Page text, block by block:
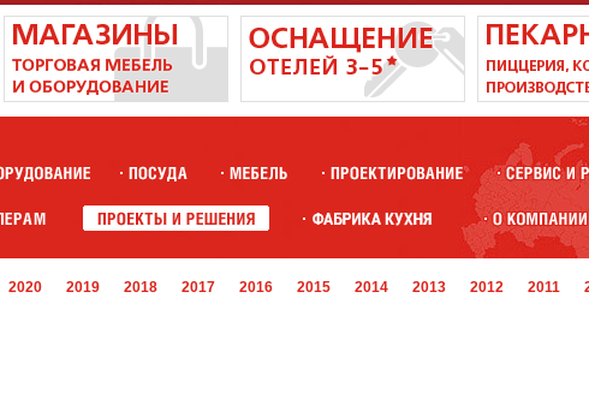
2020 2019 2018 2017 2016 2015 2014 2013 2012 2011